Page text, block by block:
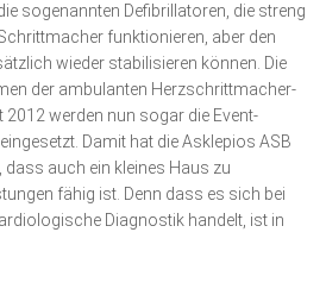
sogenannten Defibrillatoren, die streng
funktionieren, aber den
wieder stabilisieren können. Die
der ambulanten Herz­schritt­macher­
2012 werden nun sogar die Event-
Damit hat die Asklepios ASB
dass auch ein kleines Haus zu
fähig ist. Denn dass es sich bei
Diag­nos­tik handelt, ist in